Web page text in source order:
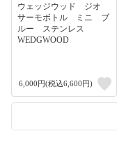
ウェッジウッド ジオ
サーモボトル ミニ ブ
ルー ステンレス
WEDGWOOD
6,000円(税込6,600円)